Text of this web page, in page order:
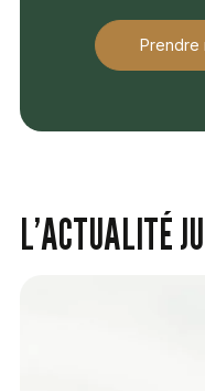
Prendre
L’ACTUALITÉ